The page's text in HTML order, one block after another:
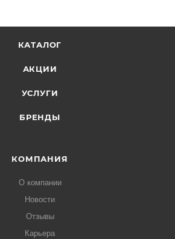
КАТАЛОГ
АКЦИИ
УСЛУГИ
БРЕНДЫ
КОМПАНИЯ
О компании
Новости
Отзывы
Карьера